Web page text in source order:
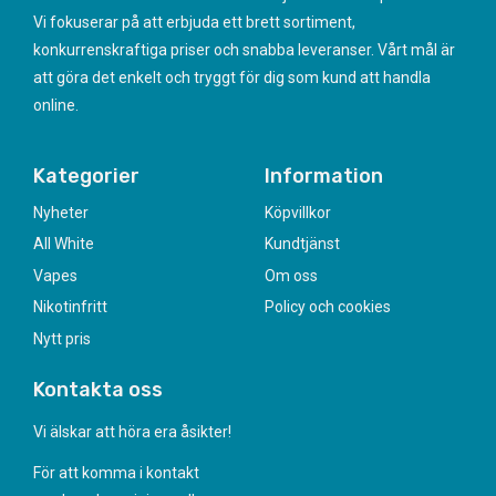
Vi fokuserar på att erbjuda ett brett sortiment,
konkurrenskraftiga priser och snabba leveranser. Vårt mål är
att göra det enkelt och tryggt för dig som kund att handla
online.
Kategorier
Nyheter
All White
Vapes
Nikotinfritt
Nytt pris
Information
Köpvillkor
Kundtjänst
Om oss
Policy och cookies
Kontakta oss
Vi älskar att höra era åsikter!
För att komma i kontakt